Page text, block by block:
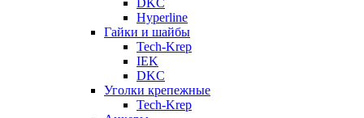
Hyperline
Гайки и шайбы
Tech-Krep
IEK
DKC
Уголки крепежные
Tech-Krep